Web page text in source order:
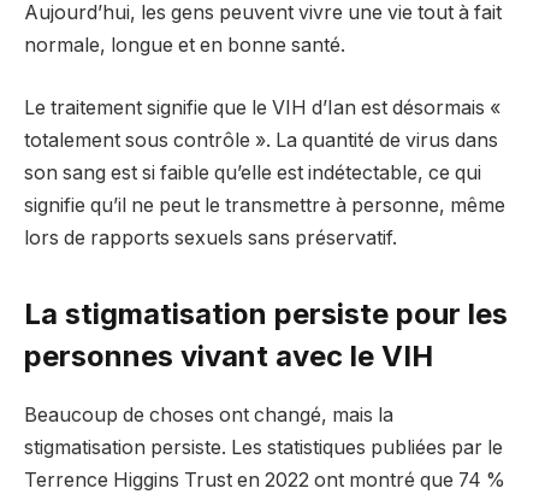
Aujourd’hui, les gens peuvent vivre une vie tout à fait
normale, longue et en bonne santé.
Le traitement signifie que le VIH d’Ian est désormais «
totalement sous contrôle ». La quantité de virus dans
son sang est si faible qu’elle est indétectable, ce qui
signifie qu’il ne peut le transmettre à personne, même
lors de rapports sexuels sans préservatif.
La stigmatisation persiste pour les
personnes vivant avec le VIH
Beaucoup de choses ont changé, mais la
stigmatisation persiste. Les statistiques publiées par le
Terrence Higgins Trust en 2022 ont montré que 74 %